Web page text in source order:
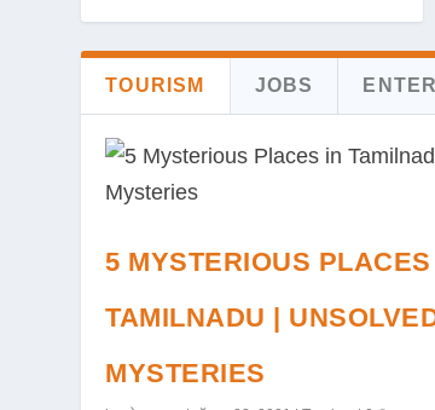
TOURISM JOBS
5 MYSTERIOUS
TAMILNADU |
MYSTERIES